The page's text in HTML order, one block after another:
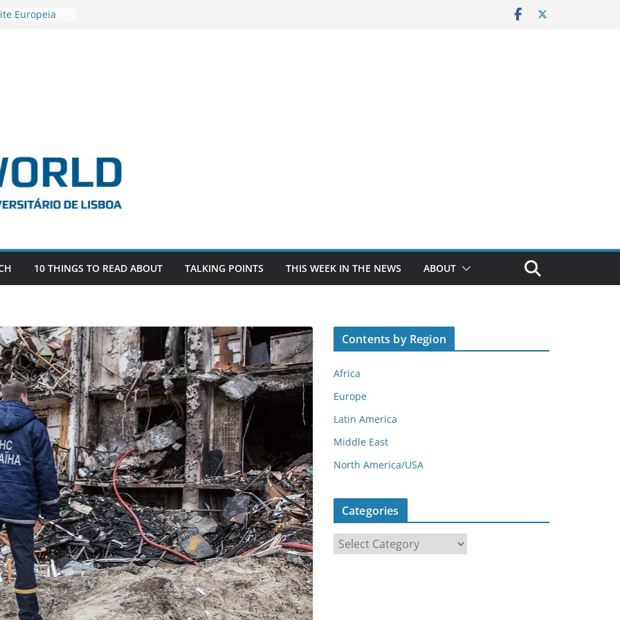
Europeia
the
Russia
10 THINGS TO READ ABOUT TALKING POINTS THIS WEEK IN THE NEWS ABOUT
Contents by Region
Africa
Europe
Latin America
Middle East
North America/USA
Categories